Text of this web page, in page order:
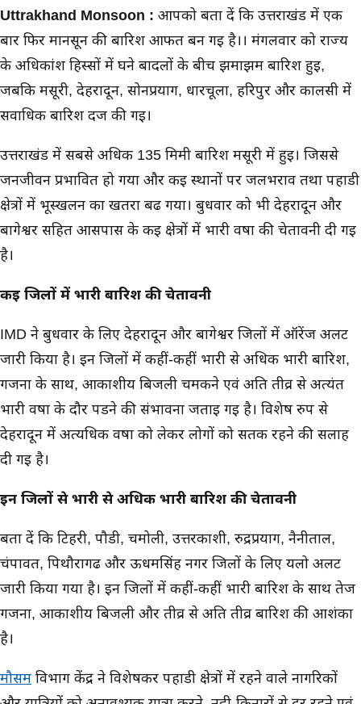
मुख्य समाचार
Uttrakhand Monsoon : आपको बता दें कि उत्तराखंड में एक
बार फिर मानसून की बारिश आफत बन गई है।। मंगलवार को राज्य
के अधिकांश हिस्सों में घने बादलों के बीच झमाझम बारिश हुई,
जबकि मसूरी, देहरादून, सोनप्रयाग, धारचूला, हरिपुर और कालसी में
सर्वाधिक बारिश दर्ज की गई।
उत्तराखंड में सबसे अधिक 135 मिमी बारिश मसूरी में हुई। जिससे
जनजीवन प्रभावित हो गया और कई स्थानों पर जलभराव तथा पहाडी
क्षेत्रों में भूस्खलन का खतरा बढ गया। बुधवार को भी देहरादून और
बागेश्वर सहित आसपास के कई क्षेत्रों में भारी वर्षा की चेतावनी दी गई
है।
कई जिलों में भारी बारिश की चेतावनी
IMD ने बुधवार के लिए देहरादून और बागेश्वर जिलों में ऑरेंज अलर्ट
जारी किया है। इन जिलों में कहीं-कहीं भारी से अधिक भारी बारिश,
गर्जना के साथ, आकाशीय बिजली चमकने एवं अति तीव्र से अत्यंत
भारी वर्षा के दौर पडने की संभावना जताई गई है। विशेष रुप से
देहरादून में अत्यधिक वर्षा को लेकर लोगों को सतर्क रहने की सलाह
दी गई है।
इन जिलों से भारी से अधिक भारी बारिश की चेतावनी
बता दें कि टिहरी, पौडी, चमोली, उत्तरकाशी, रुद्रप्रयाग, नैनीताल,
चंपावत, पिथौरागढ और ऊधमसिंह नगर जिलों के लिए यलो अलर्ट
जारी किया गया है। इन जिलों में कहीं-कहीं भारी बारिश के साथ तेज
गर्जना, आकाशीय बिजली और तीव्र से अति तीव्र बारिश की आशंका
है।
मौसम विभाग केंद्र ने विशेषकर पहाडी क्षेत्रों में रहने वाले नागरिकों